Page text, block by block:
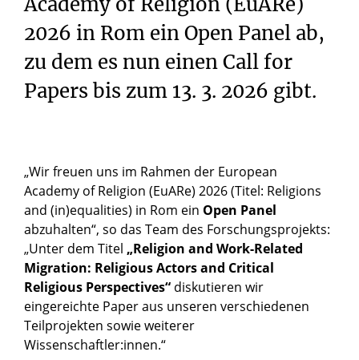
2026 in Rom ein Open Panel ab,
zu dem es nun einen Call for
Papers bis zum 13. 3. 2026 gibt.
„Wir freuen uns im Rahmen der European
Academy of Religion (EuARe) 2026 (Titel: Religions
and (in)equalities) in Rom ein Open Panel
abzuhalten“, so das Team des Forschungsprojekts:
„Unter dem Titel „Religion and Work-Related
Migration: Religious Actors and Critical
Religious Perspectives“ diskutieren wir
eingereichte Paper aus unseren verschiedenen
Teilprojekten sowie weiterer
Wissenschaftler:innen.“